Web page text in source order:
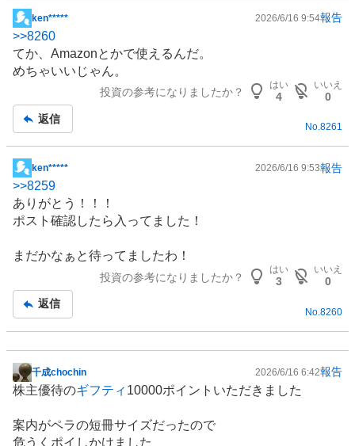
掲
示
板
記
ken***** 2026/6/16 9:54報告
>>8260
てか、Amazonとかで使えるんだ。
めちゃいいじゃん。
投資の参考になりましたか？
はい
4
いいえ
0
返信
No.8261
掲
示
板
記
ken***** 2026/6/16 9:53報告
>>8259
ありがとう！！！
ポスト確認したら入ってました！
まだかなぁと待ってましたわ！
投資の参考になりましたか？
はい
3
いいえ
0
返信
No. 8260
掲
示
記
千成chochin 2026/6/16 6:42報告
株主優待のギフティ 10000ポイントいただきました
案内がペラの短冊サイズだったので
危うくポイしかけました